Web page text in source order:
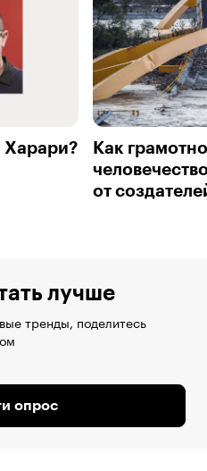
Харари?
Как
от
лучше
тренды, поделитесь
опрос